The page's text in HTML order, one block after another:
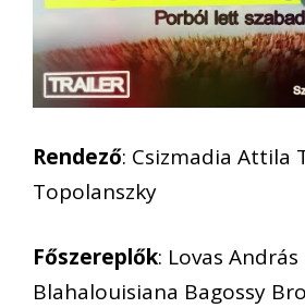
Rendező: Csizmadia Attila
Topolanszky
Főszereplők: Lovas
Blahalouisiana Bagossy